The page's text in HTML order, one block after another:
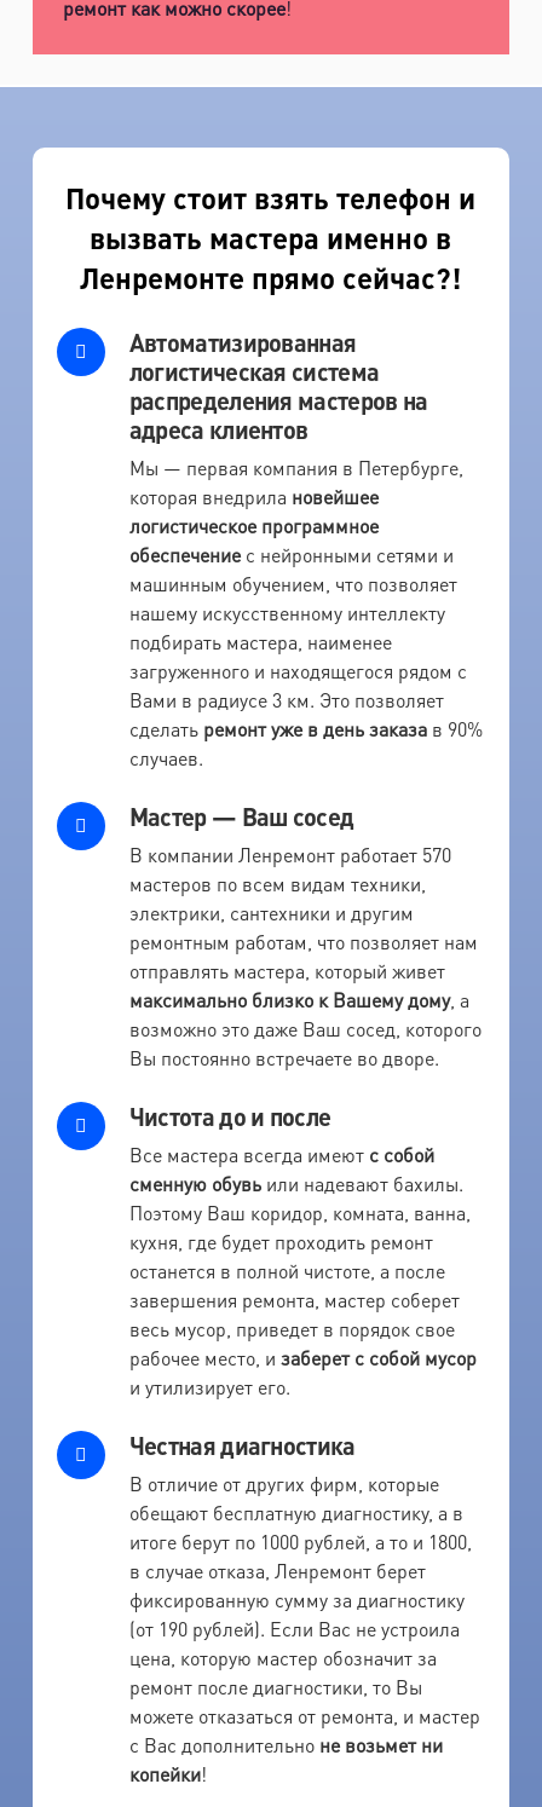
ремонт как можно скорее!
Почему стоит взять телефон и
вызвать мастера именно в
Ленремонте прямо сейчас?!
Автоматизированная
логистическая система
распределения мастеров на
адреса клиентов
Мы — первая компания в Петербурге,
которая внедрила новейшее
логистическое программное
обеспечениес нейронными сетями и
машинным обучением, что позволяет
нашему искусственному интеллекту
подбирать мастера, наименее
загруженного и находящегося рядом с
Вами в радиусе 3 км. Это позволяет
сделать ремонт уже в день заказав 90%
случаев.
Мастер — Ваш сосед
В компании Ленремонт работает 570
мастеров по всем видам техники,
электрики, сантехники и другим
ремонтным работам, что позволяет нам
отправлять мастера, который живет
максимально близко к Вашему дому, а
возможно это даже Ваш сосед, которого
Вы постоянно встречаете во дворе.
Чистота до и после
Все мастера всегда имеют с собой
сменную обувьили надевают бахилы.
Поэтому Ваш коридор, комната, ванна,
кухня, где будет проходить ремонт
останется в полной чистоте, а после
завершения ремонта, мастер соберет
весь мусор, приведет в порядок свое
рабочее место, и заберет с собой мусор
и утилизирует его.
Честная диагностика
В отличие от других фирм, которые
обещают бесплатную диагностику, а в
итоге берут по 1000 рублей, а то и 1800,
в случае отказа, Ленремонт берет
фиксированную сумму за диагностику
(от 190 рублей). Если Вас не устроила
цена, которую мастер обозначит за
ремонт после диагностики, то Вы
можете отказаться от ремонта, и мастер
с Вас дополнительно не возьмет ни
копейки!